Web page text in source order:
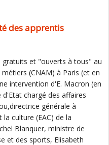
des apprentis
gratuits et "ouverts à tous" au
(CNAM) à Paris (et en
intervention d'E. Macron (en
chargé des affaires
générale à
culture (EAC) de la
Blanquer, ministre de
et des sports, Elisabeth